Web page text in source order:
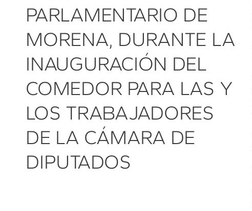
PARLAMENTARIO DE
MORENA, DURANTE LA
INAUGURACIÓN DEL
COMEDOR PARA LAS Y
LOS TRABAJADORES
DE LA CÁMARA DE
DIPUTADOS